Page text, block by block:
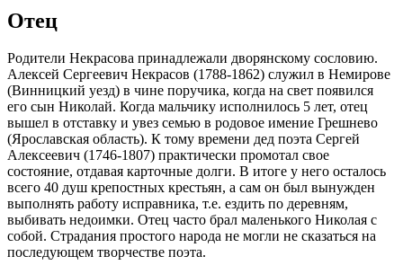
Отец
Родители Некрасова принадлежали дворянскому сословию.
Алексей Сергеевич Некрасов (1788-1862) служил в Немирове
(Винницкий уезд) в чине поручика, когда на свет появился
его сын Николай. Когда мальчику исполнилось 5 лет, отец
вышел в отставку и увез семью в родовое имение Грешнево
(Ярославская область). К тому времени дед поэта Сергей
Алексеевич (1746-1807) практически промотал свое
состояние, отдавая карточные долги. В итоге у него осталось
всего 40 душ крепостных крестьян, а сам он был вынужден
выполнять работу исправника, т.е. ездить по деревням,
выбивать недоимки. Отец часто брал маленького Николая с
собой. Страдания простого народа не могли не сказаться на
последующем творчестве поэта.